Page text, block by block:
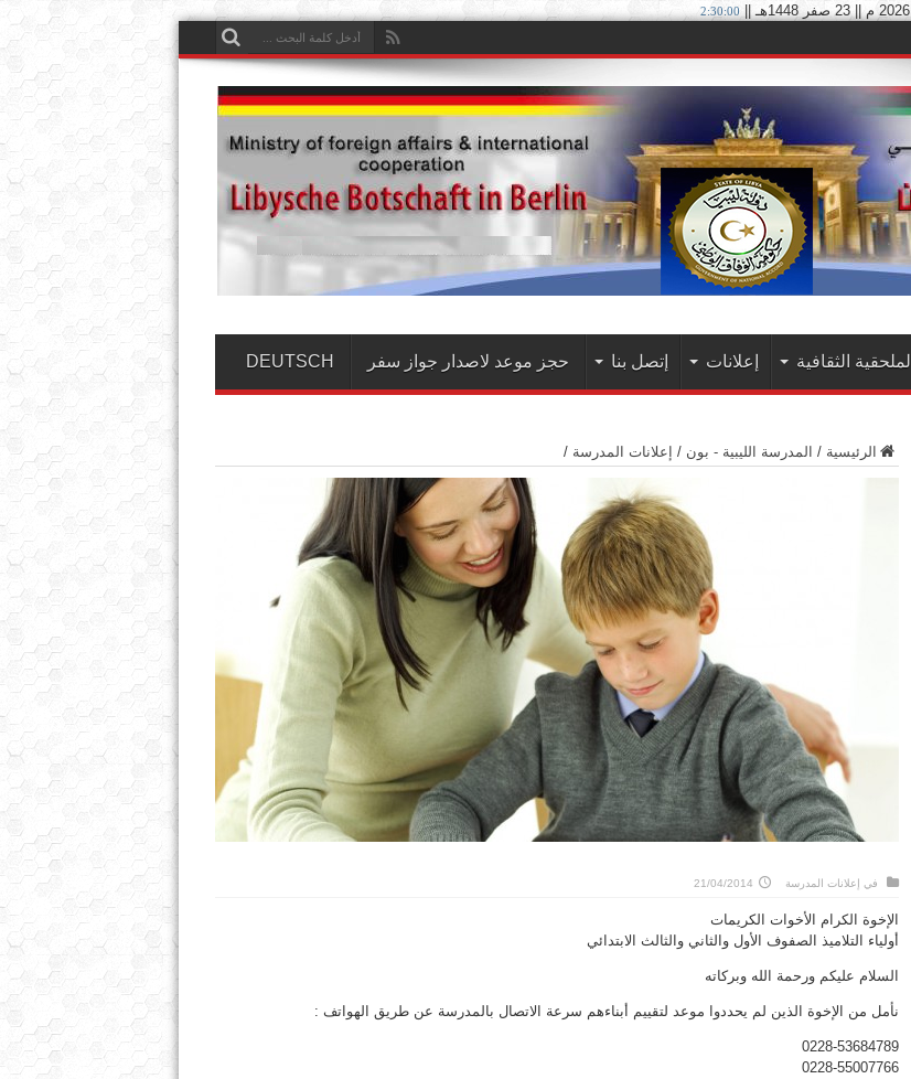
2:30:01
الملحقية الثقافية إعلانات إتصل بنا حجز موعد لاصدار جواز سفر DEUTSCH
الرئيسية / المدرسة الليبية - بون / إعلانات المدرسة /
في إعلانات المدرسة 21/04/2014
الإخوة الكرام الأخوات الكريمات
أولياء التلاميذ الصفوف الأول والثاني والثالث الابتدائي
السلام عليكم ورحمة الله وبركاته
نأمل من الإخوة الذين لم يحددوا موعد لتقييم أبناءهم سرعة الاتصال بالمدرسة عن طريق الهواتف :
0228-53684789
0228-55007766